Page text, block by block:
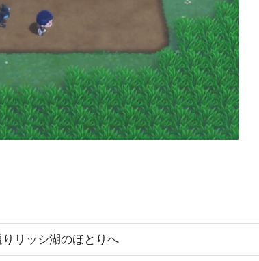
リッシ湖のほとりへ